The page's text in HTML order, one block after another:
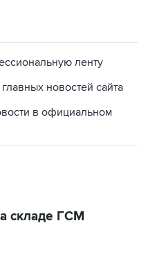
ленту
новостей сайта
в официальном
складе ГСМ